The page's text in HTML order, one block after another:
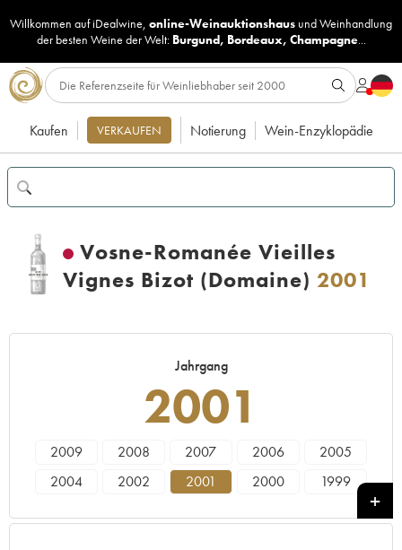
Willkommen auf iDealwine, online-Weinauktionshaus undWeinhandlung
der besten Weine der Welt: Burgund, Bordeaux, Champagne...
Kaufen VERKAUFEN Notierung Wein-Enzyklopädie
Vosne-Romanée Vieilles
Vignes Bizot (Domaine) 2001
Jahrgang
2001
2009 2008 2007 2006
2005
2004
2002 2001 2000
1999